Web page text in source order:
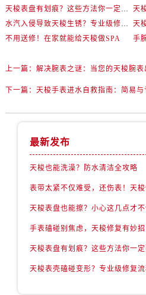
天梭表盘有划痕？这些方法你一定要试试！
水汽入侵导致天梭生锈？专业级修复思路大公开
天
不用送修！在家就能给天梭做SPA
上一篇： 解决腕表之谜：当您的天梭腕表
下一篇： 天梭手表进水自救指南：简易
最新发布
天梭也能洗澡？防水清洁全攻略
天梭表盘也能擦？小心这几点才
手表磕碰别焦虑，天梭修复有妙招